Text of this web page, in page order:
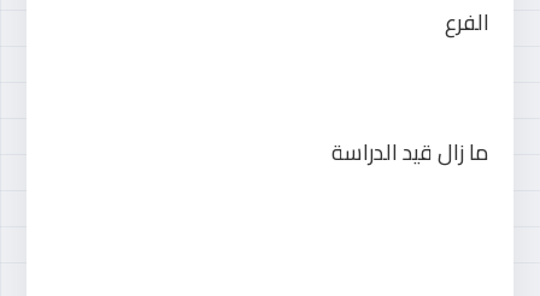
الفرع
ما زال قيد الدراسة